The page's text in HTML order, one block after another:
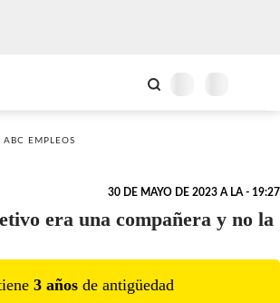
ABC EMPLEOS
30 DE MAYO DE 2023 A LA - 19:27
era una compañera y no la
3 años de antigüedad